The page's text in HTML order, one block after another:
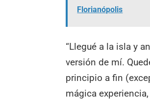
Florianópolis
“Llegué a la isla y
versión de mí.
principio a fin
mágica experiencia,